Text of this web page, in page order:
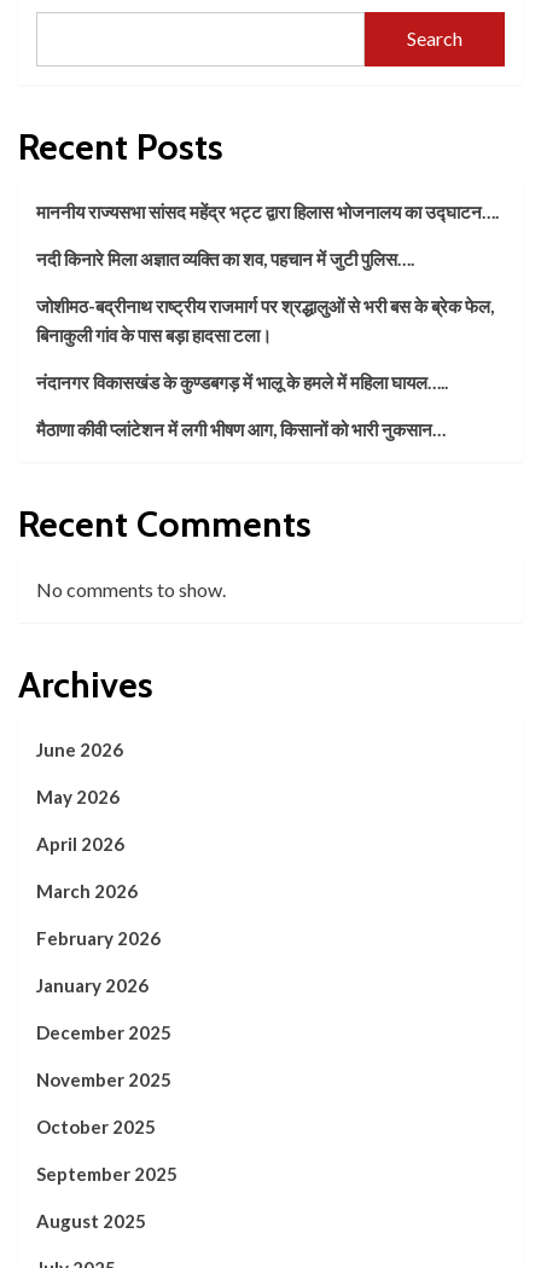
Search
Recent Posts
माननीय राज्यसभा सांसद महेंद्र भट्ट द्वारा हिलास भोजनालय का उद्घाटन….
नदी किनारे मिला अज्ञात व्यक्ति का शव, पहचान में जुटी पुलिस….
जोशीमठ-बद्रीनाथ राष्ट्रीय राजमार्ग पर श्रद्धालुओं से भरी बस के ब्रेक फेल,
बिनाकुली गांव के पास बड़ा हादसा टला।
नंदानगर विकासखंड के कुण्डबगड़ में भालू के हमले में महिला घायल…..
मैठाणा कीवी प्लांटेशन में लगी भीषण आग, किसानों को भारी नुकसान…
Recent Comments
No comments to show.
Archives
June 2026
May 2026
April 2026
March 2026
February 2026
January 2026
December 2025
November 2025
October 2025
September 2025
August 2025